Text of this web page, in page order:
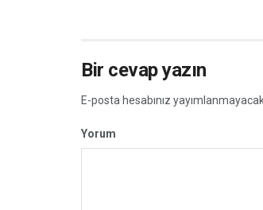
Bir cevap yazın
E-posta hesabınız
Yorum